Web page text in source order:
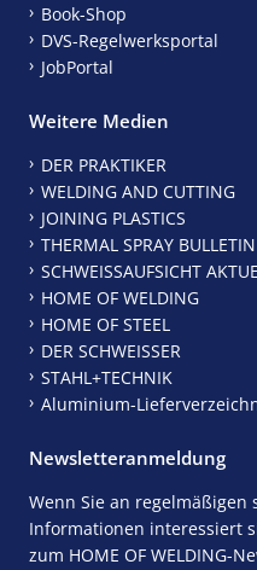
Book-Shop
DVS-Regelwerksportal
JobPortal
Weitere Medien
DER PRAKTIKER
WELDING AND CUTTING
JOINING PLASTICS
THERMAL SPRAY BULLETIN
SCHWEISSAUFSICHT
HOME OF WELDING
HOME OF STEEL
DER SCHWEISSER
STAHL+TECHNIK
Aluminium-
Newsletteranmeldung
Wenn Sie an regelmäßigen
Informationen interessiert
zum HOME OF WELDING-